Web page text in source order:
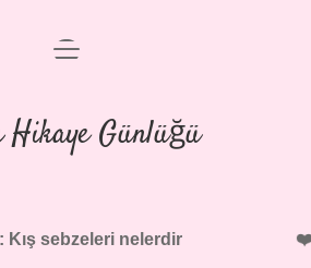
Anasayfa
Gizlilik Politikası
menüyü
Hikaye Günlüğü
Kış sebzeleri nelerdir